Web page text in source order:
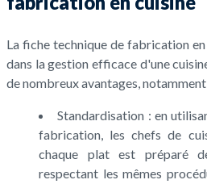
La fiche technique de fabrication
dans la gestion efficace d'une
de nombreux avantages, notamment
Standardisation : en
fabrication, les chefs de
chaque plat est préparé
respectant les mêmes